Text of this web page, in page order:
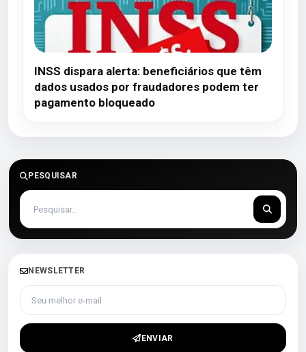
INSS dispara alerta: beneficiários que têm
dados usados por fraudadores podem ter
pagamento bloqueado
PESQUISAR
NEWSLETTER
Seu melhor e-mail
ENVIAR